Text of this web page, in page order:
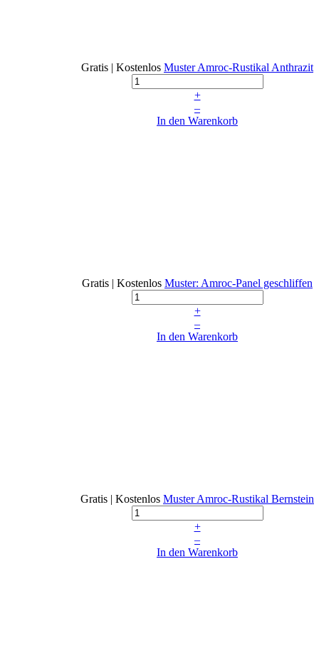
Gratis | Kostenlos Muster Amroc-Rustikal Anthrazit
+
–
In den Warenkorb
Gratis | Kostenlos Muster: Amroc-Panel geschliffen
+
–
In den Warenkorb
Gratis | Kostenlos Muster Amroc-Rustikal Bernstein
+
–
In den Warenkorb